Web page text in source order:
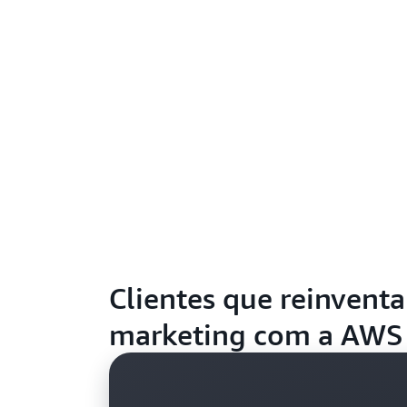
Clientes que
marketing com a AWS